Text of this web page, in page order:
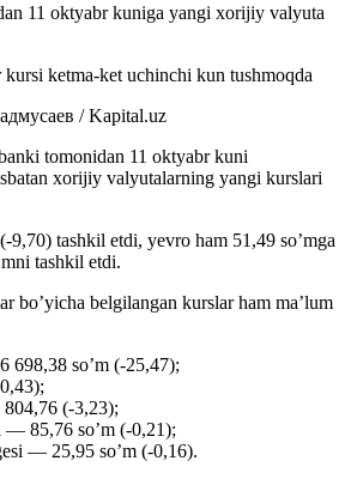
11 oktyabr kuniga yangi xorijiy valyuta
/ Kapital.uz
tomonidan 11 oktyabr kuni
xorijiy valyutalarning yangi kurslari
(-9,70) tashkil etdi, yevro ham 51,49 so’mga
tashkil etdi.
bo’yicha belgilangan kurslar ham ma’lum
698,38 so’m (-25,47);
);
804,76 (-3,23);
— 85,76 so’m (-0,21);
— 25,95 so’m (-0,16).